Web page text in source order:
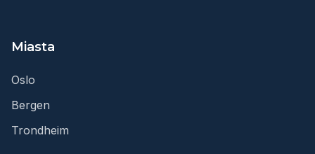
Miasta
Oslo
Bergen
Trondheim